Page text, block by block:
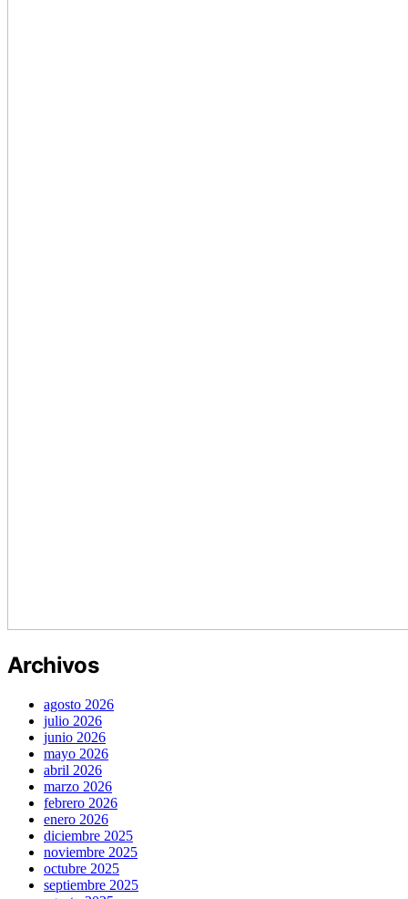
Archivos
agosto 2026
julio 2026
junio 2026
mayo 2026
abril 2026
marzo 2026
febrero 2026
enero 2026
diciembre 2025
noviembre 2025
octubre 2025
septiembre 2025